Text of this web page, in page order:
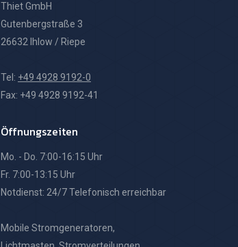
Thiet GmbH
Gutenbergstraße 3
26632 Ihlow / Riepe
Tel: +49 4928 9192-0
Fax: +49 4928 9192-41
Öffnungszeiten
Mo. - Do. 7:00-16:15 Uhr
Fr. 7:00-13:15 Uhr
Notdienst: 24/7 Telefonisch erreichbar
Mobile Stromgeneratoren,